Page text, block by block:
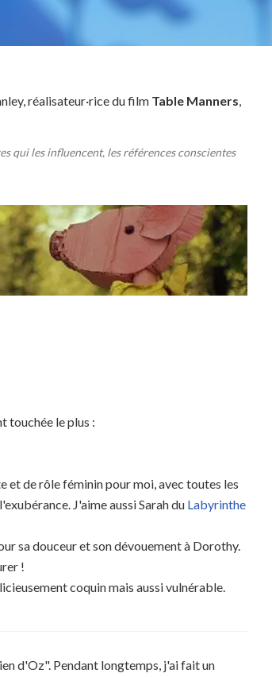
, réalisateur·rice du film Table Manners,
qui les influencent, les références conscientes
touchée le plus :
et de rôle féminin pour moi, avec toutes les
J'aime aussi Sarah du Labyrinthe
sa douceur et son dévouement à Dorothy.
!
coquin mais aussi vulnérable.
d'Oz". Pendant longtemps, j'ai fait un